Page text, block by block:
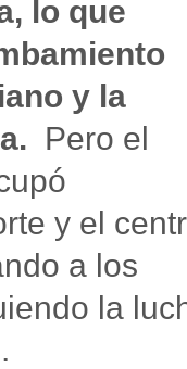
lo que
y la
Pero el
y el
a los
la